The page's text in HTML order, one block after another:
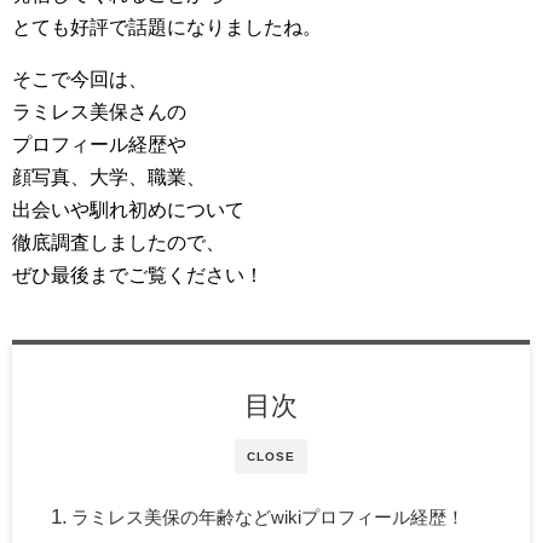
とても好評で話題になりましたね。
そこで今回は、
ラミレス美保さんの
プロフィール経歴や
顔写真、大学、職業、
出会いや馴れ初めについて
徹底調査しましたので、
ぜひ最後までご覧ください！
CLOSE
目次
ラミレス美保の年齢などwikiプロフィール経歴！